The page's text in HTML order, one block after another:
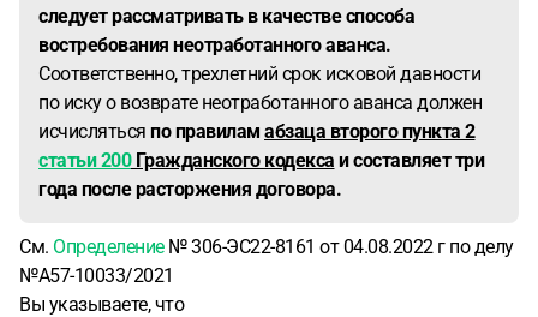
следует рассматривать в качестве способа
востребования неотработанного аванса.
Соответственно, трехлетний срок исковой давности
по иску о возврате неотработанного аванса должен
исчисляться по правилам абзаца второго пункта 2
статьи 200Гражданского кодекса и составляет три
года после расторжения договора.
См. Определение№ 306-ЭС22-8161 от 04.08.2022 г по делу
№А57-10033/2021
Вы указываете, что